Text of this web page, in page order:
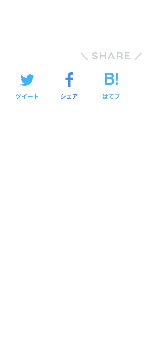
SHARE
ツイート シェア はてブ